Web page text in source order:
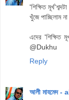
'শিক্ষিত
খুঁজে পাচ্ছিলাম
এদের 'শিক্ষিত
@Dukhu
Reply
আলী মাহমেদ